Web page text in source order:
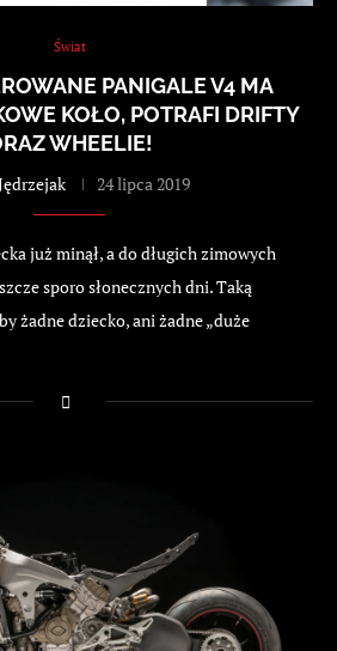
Świat
PANIGALE V4 MA
KOŁO, POTRAFI DRIFTY
WHEELIE!
24 lipca 2019
już minął, a do długich zimowych
sporo słonecznych dni. Taką
żadne dziecko, ani żadne „duże